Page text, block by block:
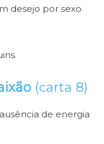
desejo por sexo
(carta 8)
de energia